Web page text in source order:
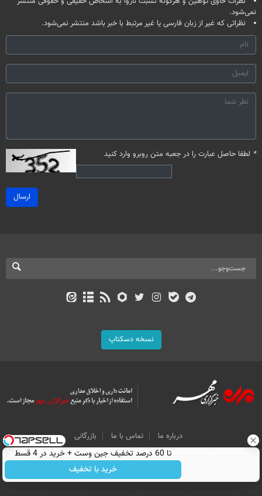
نمی‌شود.
نظراتی که غیر از زبان فارسی یا غیر مرتبط با خبر باشد منتشر نمی‌شود.
* لطفا حاصل عبارت را در جعبه متن روبرو وارد کنید
ارسال
نسخه دسکتاپ
درباره ما تماس با ما
بازرگانی
All Content by Mehr News Agency is licensed under a Creative Commons
Attribution 4.0 International License.
تا 60 درصد تخفیف جین وست + خرید در 4 قسط
خرید با تخفیف